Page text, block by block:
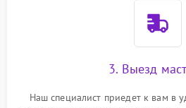
3. Выезд
Наш специалист приедет к вам в